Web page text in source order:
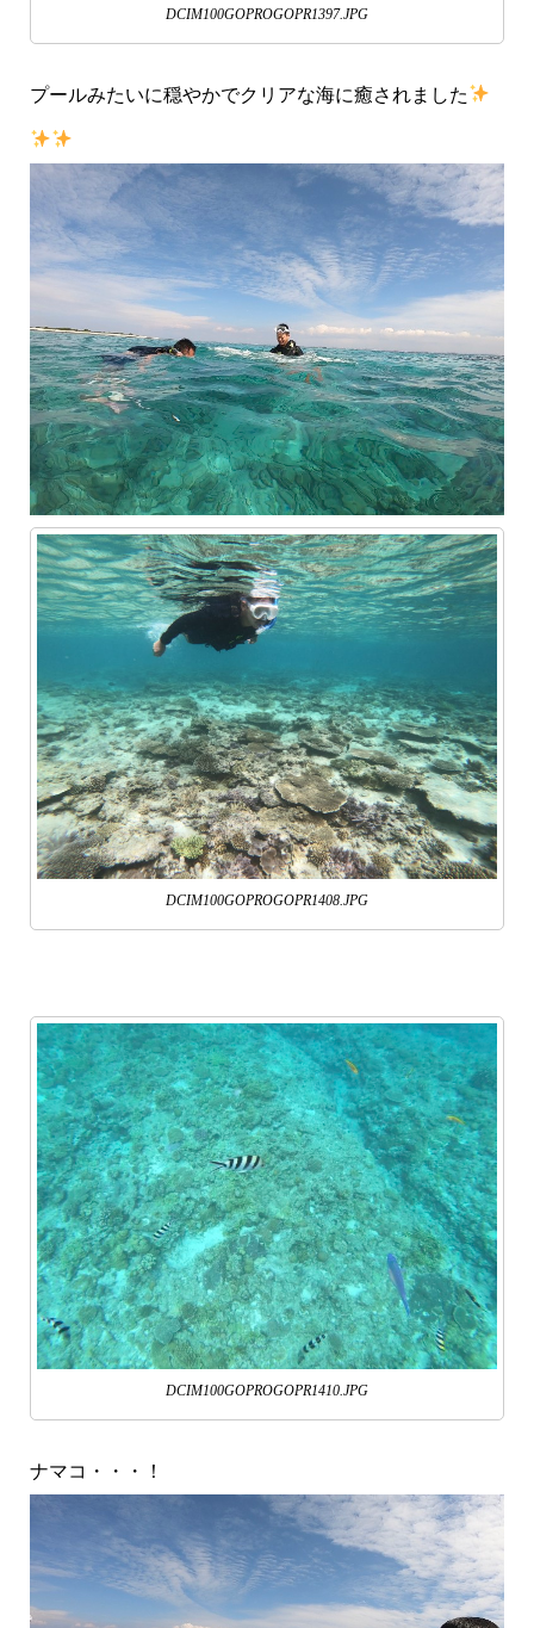
DCIM100GOPROGOPR1397.JPG
プールみたいに穏やかでクリアな海に癒されました
DCIM100GOPROGOPR1408.JPG
DCIM100GOPROGOPR1410.JPG
ナマコ・・・！